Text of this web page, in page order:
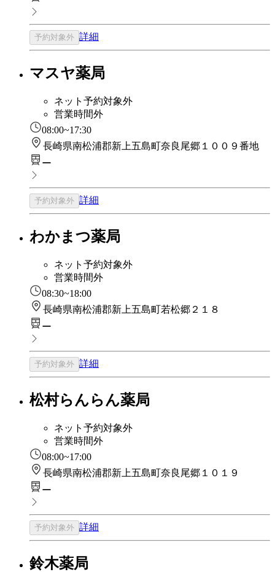
予約対象外 詳細
マスヤ薬局
ネット予約対象外
営業時間外
08:00~17:30
長崎県南松浦郡新上五島町奈良尾郷１００９番地
ー
予約対象外 詳細
わかまつ薬局
ネット予約対象外
営業時間外
08:30~18:00
長崎県南松浦郡新上五島町若松郷２１８
ー
予約対象外 詳細
松村らんらん薬局
ネット予約対象外
営業時間外
08:00~17:00
長崎県南松浦郡新上五島町奈良尾郷１０１９
ー
予約対象外 詳細
鈴木薬局